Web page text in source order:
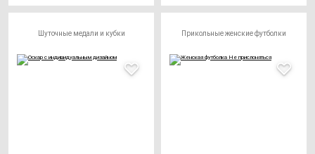
Шуточные медали и кубки Прикольные женские футболки